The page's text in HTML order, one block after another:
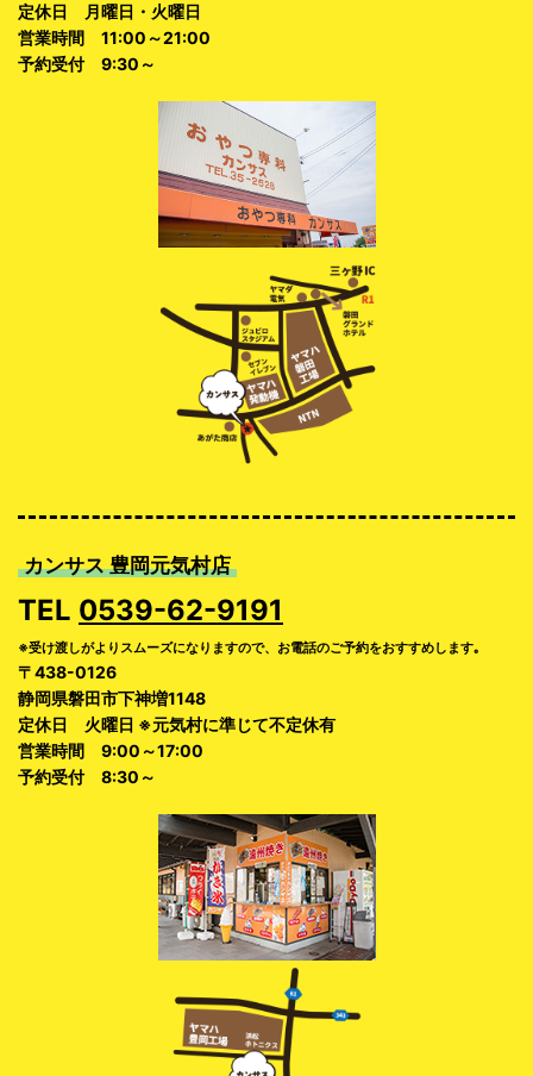
定休日 月曜日・火曜日
営業時間 11:00～21:00
予約受付 9:30～
カンサス 豊岡元気村店
TEL 0539-62-9191
※受け渡しがよりスムーズになりますので、お電話のご予約をおすすめします｡
〒438-0126
静岡県磐田市下神増1148
定休日 火曜日 ※元気村に準じて不定休有
営業時間 9:00～17:00
予約受付 8:30～